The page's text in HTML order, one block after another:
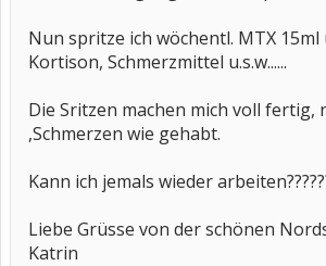
Nun spritze ich wöchentl. MTX 15ml
Kortison, Schmerzmittel u.s.w......
Die Sritzen machen mich voll fertig,
,Schmerzen wie gehabt.
Kann ich jemals wieder
Liebe Grüsse von der schönen
Katrin